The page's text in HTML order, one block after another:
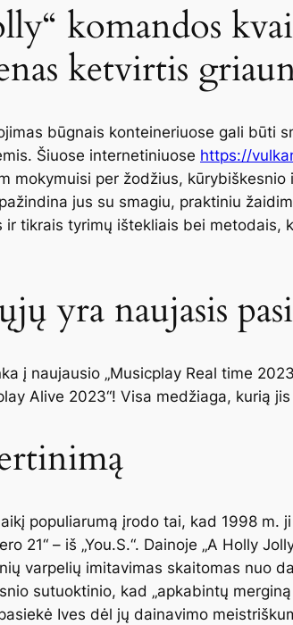
komandos
ketvirtis
būgnais konteineriuose gali būti
Šiuose internetiniuose https://
mokymuisi per žodžius,
jus su smagiu, praktiniu
tikrais tyrimų ištekliais bei metodais,
yra naujasis
į naujausio „Musicplay Real time
Alive 2023“! Visa medžiaga, kurią
populiarumą įrodo tai, kad 1998 m.
21“ – iš „You.S.“. Dainoje „A Holly
varpelių imitavimas skaitomas nuo
sutuoktinio, kad „apkabintų
Ives dėl jų dainavimo